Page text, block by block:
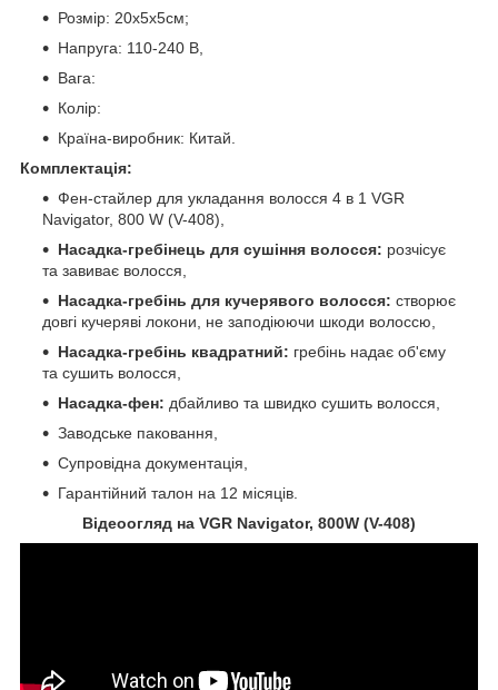
Розмір: 20х5х5см;
Напруга: 110-240 В,
Вага:
Колір:
Країна-виробник: Китай.
Комплектація:
Фен-стайлер для укладання волосся 4 в 1 VGR
Navigator, 800 W (V-408),
Насадка-гребінець для сушіння волосся: розчісує
та завиває волосся,
Насадка-гребінь для кучерявого волосся: створює
довгі кучеряві локони, не заподіюючи шкоди волоссю,
Насадка-гребінь квадратний: гребінь надає об'єму
та сушить волосся,
Насадка-фен: дбайливо та швидко сушить волосся,
Заводське паковання,
Супровідна документація,
Гарантійний талон на 12 місяців.
Відеоогляд на VGR Navigator, 800W (V-408)